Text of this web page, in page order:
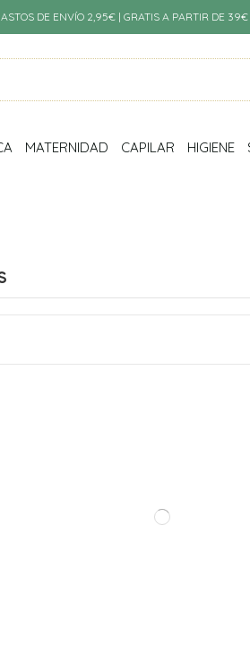
DE ENVÍO 2,95€ | GRATIS A PARTIR DE 39€
MATERNIDAD CAPILAR HIGIENE